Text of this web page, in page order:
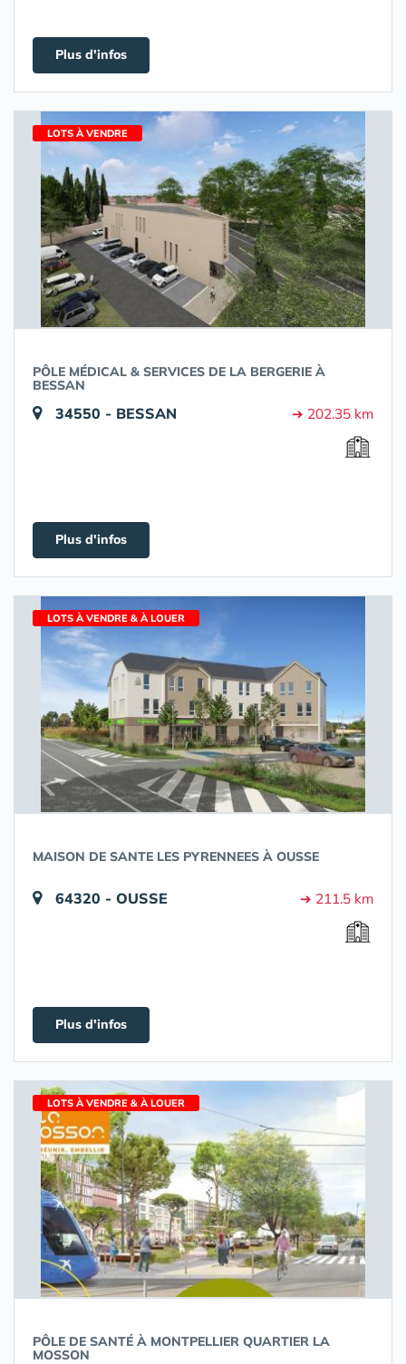
Plus d'infos
LOTS À VENDRE
PÔLE MÉDICAL & SERVICES DE LA BERGERIE À
BESSAN
34550 - BESSAN ➔ 202.35 km
Plus d'infos
LOTS À VENDRE & À LOUER
MAISON DE SANTE LES PYRENNEES À OUSSE
64320 - OUSSE ➔ 211.5 km
Plus d'infos
LOTS À VENDRE & À LOUER
PÔLE DE SANTÉ À MONTPELLIER QUARTIER LA
MOSSON